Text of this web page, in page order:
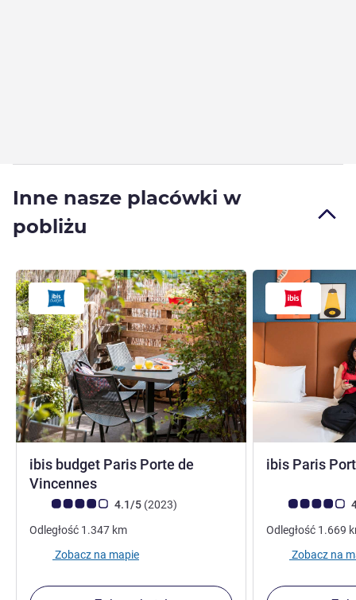
Inne nasze placówki w
pobliżu
ibis budget Paris Porte de
Vincennes
Ocena klientów (Ocena ALL)
4.1/5 (2023Liczba opinii
)
Odległość 1.347 km
Zobacz na mapie
ibis Paris
Ocena klientów
Odległość 1.669
Zobacz na